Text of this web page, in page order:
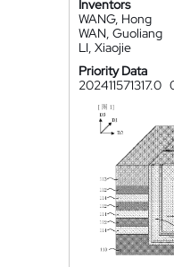
Inventors
WANG, Hong
WAN, Guoliang
LI, Xiaojie
Priority Data
202411571317.0